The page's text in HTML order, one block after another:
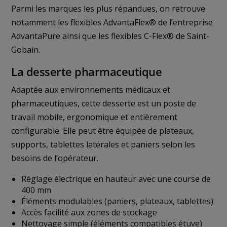
Parmi les marques les plus répandues, on retrouve
notamment les flexibles AdvantaFlex® de l’entreprise
AdvantaPure ainsi que les flexibles C-Flex® de Saint-
Gobain.
La desserte pharmaceutique
Adaptée aux environnements médicaux et
pharmaceutiques, cette desserte est un poste de
travail mobile, ergonomique et entièrement
configurable. Elle peut être équipée de plateaux,
supports, tablettes latérales et paniers selon les
besoins de l’opérateur.
Réglage électrique en hauteur avec une course de
400 mm
Éléments modulables (paniers, plateaux, tablettes)
Accès facilité aux zones de stockage
Nettoyage simple (éléments compatibles étuve)